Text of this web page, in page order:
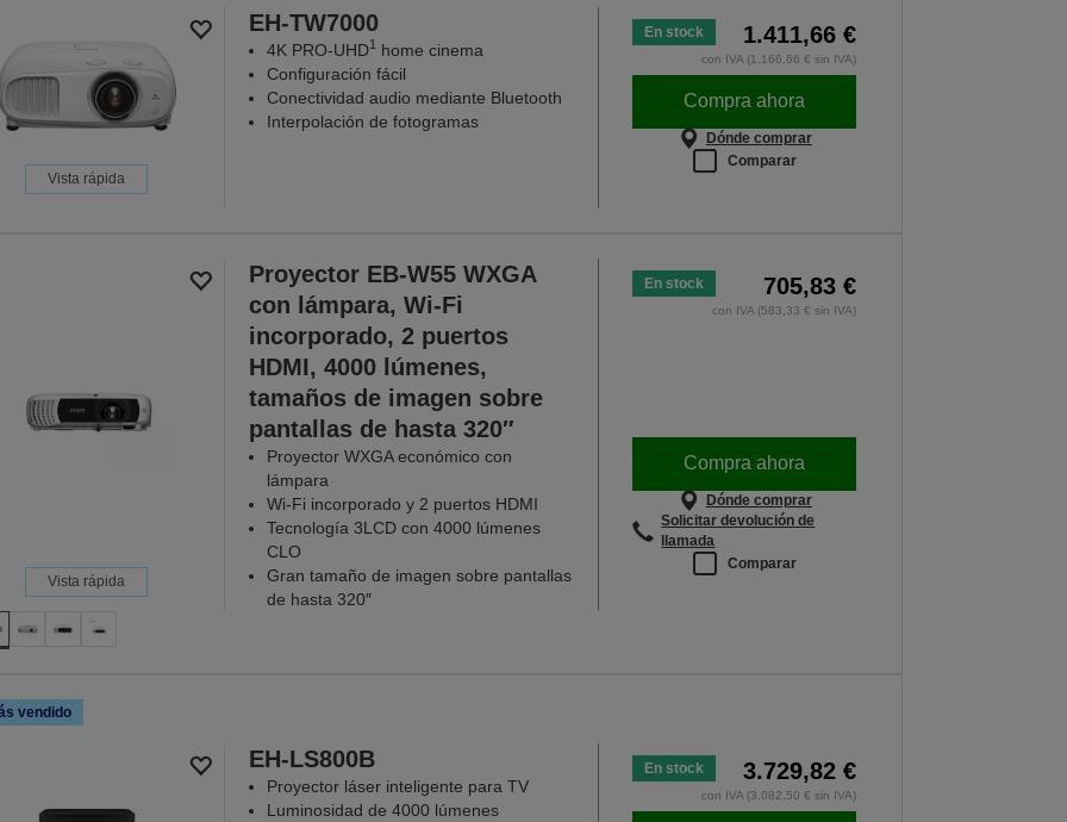
Vista rápida
EH-TW7000
4K PRO-UHD1 home cinema
Configuración fácil
Conectividad audio mediante Bluetooth
Interpolación de fotogramas
En stock 1.411,66 €
con IVA (1.166,66 € sin IVA)
Compra ahora
Dónde comprar
Comparar
Vista rápida
Proyector EB-W55 WXGA
con lámpara, Wi-Fi
incorporado, 2 puertos
HDMI, 4000 lúmenes,
tamaños de imagen sobre
pantallas de hasta 320″
Proyector WXGA económico con
lámpara
Wi-Fi incorporado y 2 puertos HDMI
Tecnología 3LCD con 4000 lúmenes
CLO
Gran tamaño de imagen sobre pantallas
de hasta 320″
En stock 705,83 €
con IVA (583,33 € sin IVA)
Compra ahora
Dónde comprar
Solicitar devolución de
llamada
Comparar
vendido
EH-LS800B
Proyector láser inteligente para TV
Luminosidad de 4000 lúmenes
En stock 3.729,82 €
con IVA (3.082,50 € sin IVA)